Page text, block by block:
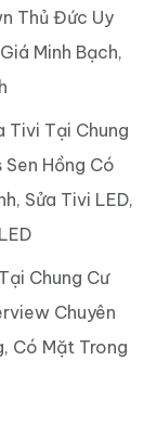
Thủ Đức Uy
Minh Bạch,
Tivi Tại Chung
Sen Hồng Có
Sửa Tivi LED,
Chung Cư
Chuyên
Có Mặt Trong